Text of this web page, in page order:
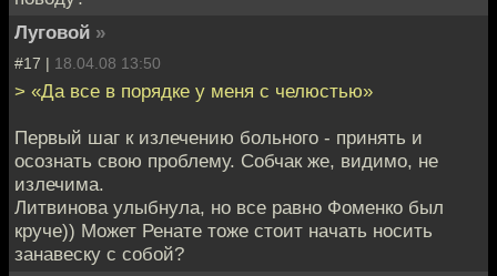
Луговой »
#17 | 18.04.08 13:50
> «Да все в порядке у меня с челюстью»
Первый шаг к излечению больного - принять и
осознать свою проблему. Собчак же, видимо, не
излечима.
Литвинова улыбнула, но все равно Фоменко был
круче)) Может Ренате тоже стоит начать носить
занавеску с собой?